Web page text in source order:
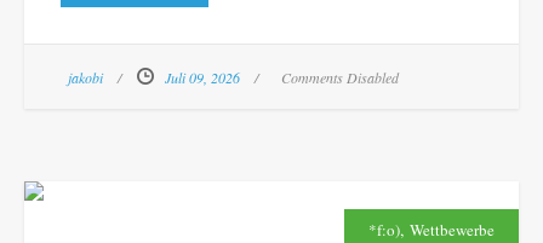
jakobi Juli 09, 2026 Comments Disabled
*f:o), Wettbewerbe